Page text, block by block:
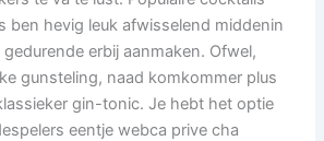
ben hevig leuk afwisselend middenin
erbij aanmaken. Ofwel,
gunsteling, naad komkommer plus
gin-tonic. Je hebt het optie
eentje webca prive cha